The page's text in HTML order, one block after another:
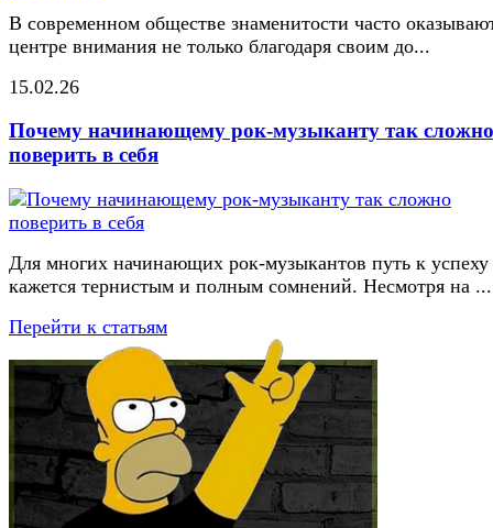
В современном обществе знаменитости часто
центре внимания не только благодаря своим до...
15.02.26
Почему начинающему рок-музыканту так сложно
поверить в себя
Для многих начинающих рок-музыкантов путь к успеху
кажется тернистым и полным сомнений. Несмотря на ...
Перейти к статьям